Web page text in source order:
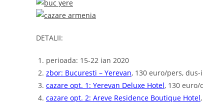
DETALII:
perioada: 15-22 ian 2020
zbor: Bucuresti – Yerevan, 130 euro/pers,
cazare opt. 1: Yerevan Deluxe Hotel, 130
cazare opt. 2: Areve Residence Boutique Hotel